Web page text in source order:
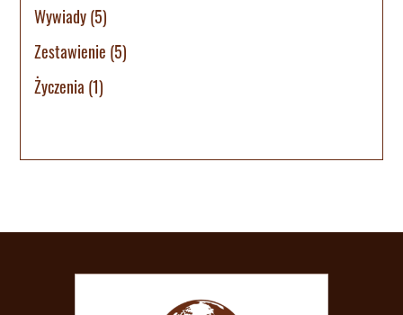
Wywiady(5)
Zestawienie (5)
Życzenia (1)